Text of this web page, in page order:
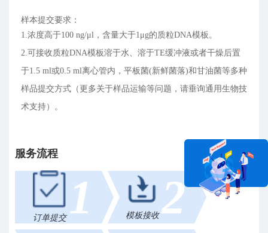
样本提交要求：
1.浓度高于100 ng/μl，含量大于1μg的质粒DNA模板。
2.可接收质粒DNA模板溶于水、溶于TE缓冲液或者干燥后置
于1.5 ml或0.5 ml离心管内，平板菌(新鲜菌落)和甘油菌等多种
样品提交方式（更多关于样品运输等问题，请垂询通用生物技
术支持）。
服务流程
订单提交 1 模板接收 2